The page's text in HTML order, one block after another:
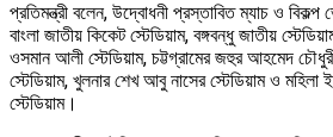
প্রতিমন্ত্রী বলেন, উদ্বোধনী প্রস্তাবিত ম্যাচ ও
বাংলা জাতীয় কিকেট স্টেডিয়াম, বঙ্গবন্ধু জাতীয়
ওসমান আলী স্টেডিয়াম, চট্টগ্রামের জহুর আহমেদ চৌধুরী
স্টেডিয়াম, খুলনার শেখ আবু নাসের স্টেডিয়াম ও মহিলা
স্টেডিয়াম।